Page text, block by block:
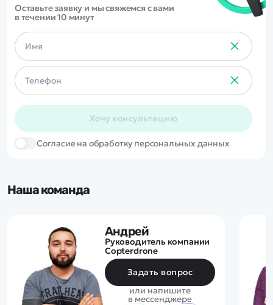
Оставьте заявку и мы свяжемся с вами
в течении 10 минут
Хочу консультацию
Cогласие на обработку персональных данных
Наша команда
Андрей
Руководитель компании
Copterdrone
Задать вопрос
или напишите
в мессенджере